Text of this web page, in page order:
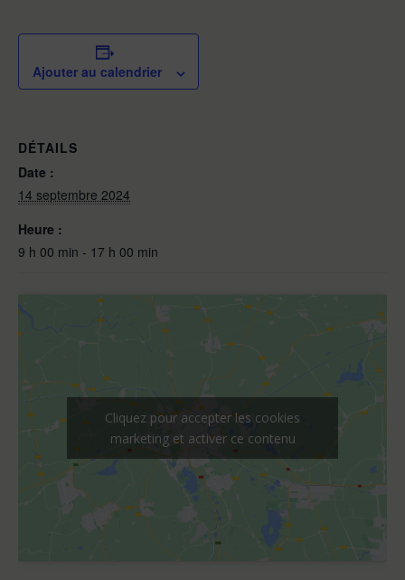
Ajouter au calendrier
DÉTAILS
Date :
14 septembre 2024
Heure :
9 h 00 min - 17 h 00 min
Cliquez pour accepter les cookies
marketing et activer ce contenu